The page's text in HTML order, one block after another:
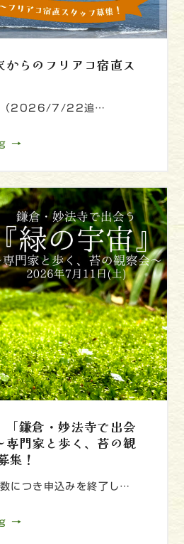
からのフリアコ宿直ス
（2026/7/22追…
→
「鎌倉・妙法寺で出会
専門家と歩く、苔の観
集！
につき申込みを終了し…
→